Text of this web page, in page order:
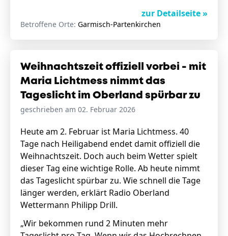
zur Detailseite »
Betroffene Orte: Garmisch-Partenkirchen
Weihnachtszeit offiziell vorbei - mit
Maria Lichtmess nimmt das
Tageslicht im Oberland spürbar zu
geschrieben am 02. Februar 2026
Heute am 2. Februar ist Maria Lichtmess. 40
Tage nach Heiligabend endet damit offiziell die
Weihnachtszeit. Doch auch beim Wetter spielt
dieser Tag eine wichtige Rolle. Ab heute nimmt
das Tageslicht spürbar zu. Wie schnell die Tage
länger werden, erklärt Radio Oberland
Wettermann Philipp Drill.
„Wir bekommen rund 2 Minuten mehr